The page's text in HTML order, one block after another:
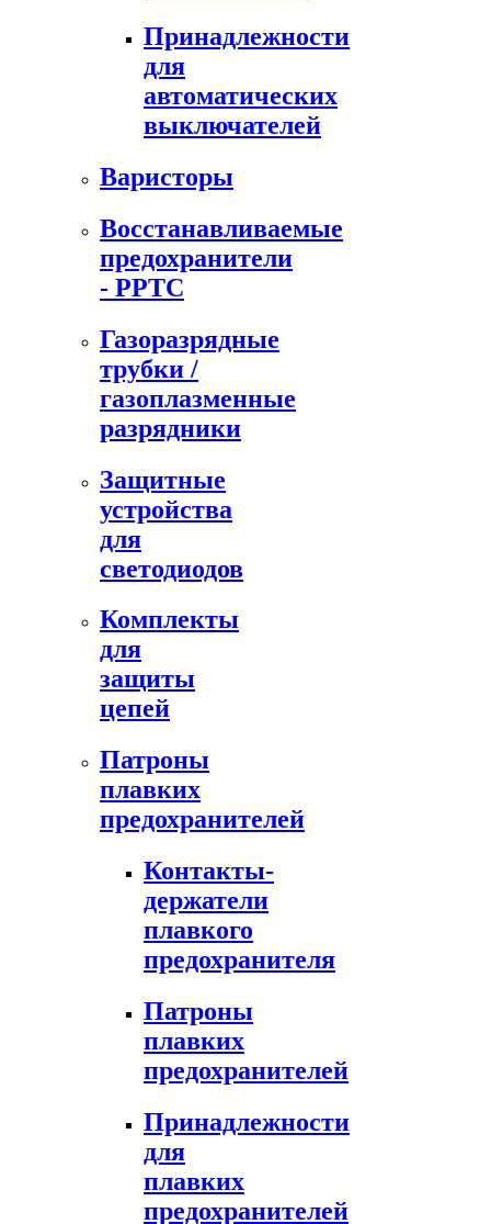
Принадлежности
для
автоматических
выключателей
Варисторы
Восстанавливаемые
предохранители
- PPTC
Газоразрядные
трубки /
газоплазменные
разрядники
Защитные
устройства
для
светодиодов
Комплекты
для
защиты
цепей
Патроны
плавких
предохранителей
Контакты-
держатели
плавкого
предохранителя
Патроны
плавких
предохранителей
Принадлежности
для
плавких
предохранителей